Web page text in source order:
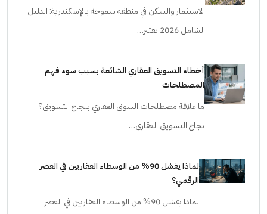
الاستثمار والسكن في منطقة سموحة بالإسكندرية: الدليل
الشامل 2026 تعتبر…
أخطاء التسويق العقاري الشائعة بسبب سوء فهم
المصطلحات
ما علاقة مصطلحات السوق العقاري بنجاح التسويق؟
نجاح التسويق العقاري…
لماذا يفشل 90% من الوسطاء العقاريين في العصر
الرقمي؟
لماذا يفشل 90% من الوسطاء العقاريين في العصر